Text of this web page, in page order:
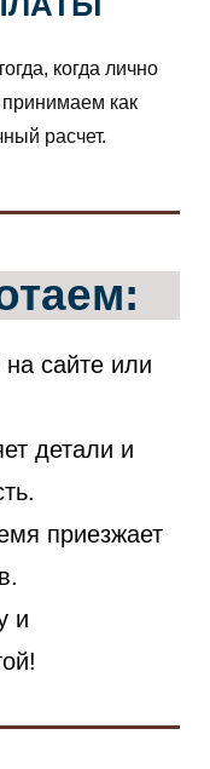
когда лично
как
расчет.
сайте или
детали и
приезжает
и